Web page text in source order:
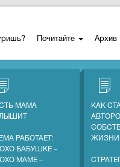
Почитайте Архив
МАМА
РАБОТАЕТ:
БАБУШКЕ –
МАМЕ –
КАК
ЖИЗНИ